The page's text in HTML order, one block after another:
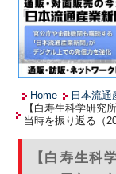
Home 日本流通
【白寿生科学研
当時を振り返る（
【白寿生